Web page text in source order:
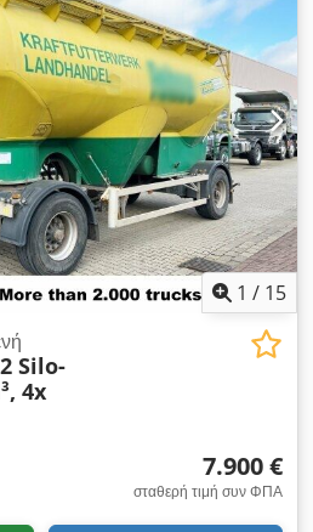
ελατηρίων Υπερκατασκευή:
άξονες, ταμπούρα φρένων! ΟΙ
ΧΩΡΙΣ ΕΓΓΥΗΣΗ,
πώληση και λάθη! Csdpfx
1 / 15
Silo-
4x
7.900 €
σταθερή τιμή συν ΦΠΑ